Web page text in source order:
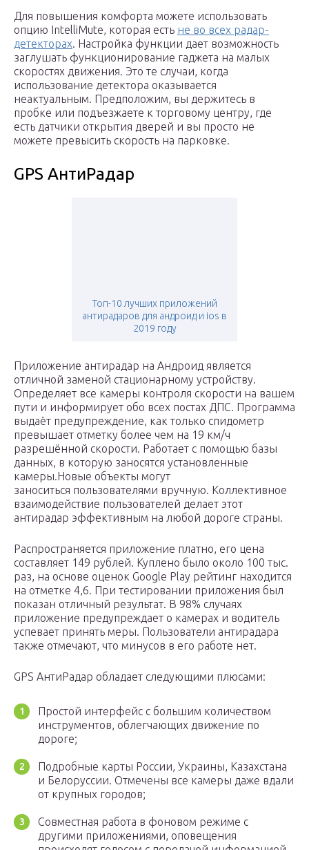
Для повышения комфорта можете использовать
опцию IntelliMute, которая есть не во всех радар-
детекторах. Настройка функции дает возможность
заглушать функционирование гаджета на малых
скоростях движения. Это те случаи, когда
использование детектора оказывается
неактуальным. Предположим, вы держитесь в
пробке или подъезжаете к торговому центру, где
есть датчики открытия дверей и вы просто не
можете превысить скорость на парковке.
GPS АнтиРадар
Топ-10 лучших приложений
антирадаров для андроид и ios в
2019 году
Приложение антирадар на Андроид является
отличной заменой стационарному устройству.
Определяет все камеры контроля скорости на вашем
пути и информирует обо всех постах ДПС. Программа
выдаёт предупреждение, как только спидометр
превышает отметку более чем на 19 км/ч
разрешённой скорости. Работает с помощью базы
данных, в которую заносятся установленные
камеры.Новые объекты могут
заноситься пользователями вручную. Коллективное
взаимодействие пользователей делает этот
антирадар эффективным на любой дороге страны.
Распространяется приложение платно, его цена
составляет 149 рублей. Куплено было около 100 тыс.
раз, на основе оценок Google Play рейтинг находится
на отметке 4,6. При тестировании приложения был
показан отличный результат. В 98% случаях
приложение предупреждает о камерах и водитель
успевает принять меры. Пользователи антирадара
также отмечают, что минусов в его работе нет.
GPS АнтиРадар обладает следующими плюсами:
Простой интерфейс с большим количеством
инструментов, облегчающих движение по
дороге;
Подробные карты России, Украины, Казахстана
и Белоруссии. Отмечены все камеры даже вдали
от крупных городов;
Совместная работа в фоновом режиме с
другими приложениями, оповещения